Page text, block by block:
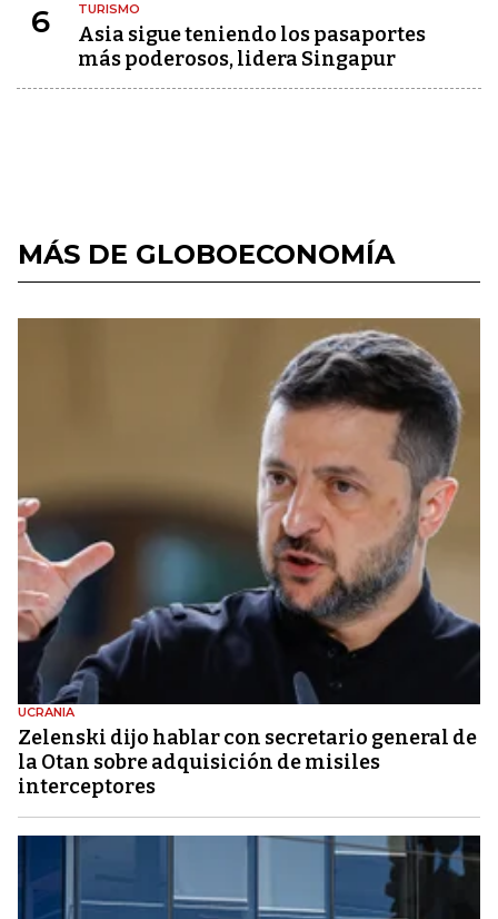
6 TURISMO
Asia sigue teniendo los pasaportes
más poderosos, lidera Singapur
MÁS DE GLOBOECONOMÍA
UCRANIA
Zelenski dijo hablar con secretario general de
la Otan sobre adquisición de misiles
interceptores